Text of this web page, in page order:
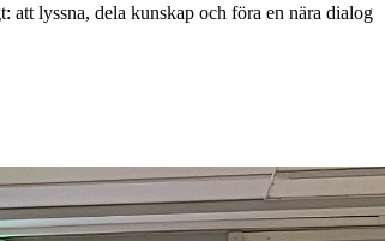
lyssna, dela kunskap och föra en nära dialog